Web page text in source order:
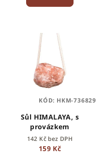
Sůl HIMALAYA, s
provázkem
142 Kč bez DPH
159 Kč
KÓD: HKM-736829